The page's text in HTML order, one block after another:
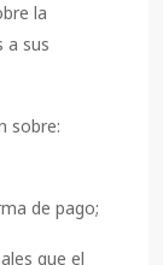
la
a sus
sobre:
de pago;
que el